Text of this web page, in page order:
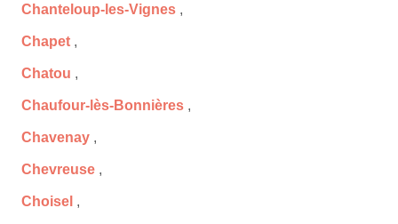
Chanteloup-les-Vignes ,
Chapet ,
Chatou ,
Chaufour-lès-Bonnières ,
Chavenay ,
Chevreuse ,
Choisel ,